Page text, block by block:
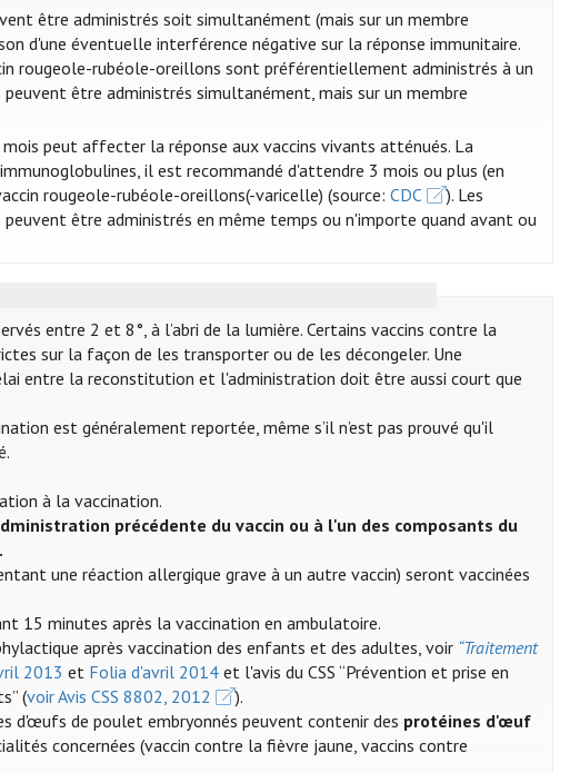
être administrés soit simultanément (mais sur un membre
d'une éventuelle interférence négative sur la réponse immunitaire.
rougeole-rubéole-oreillons sont préférentiellement administrés à un
être administrés simultanément, mais sur un membre
mois peut affecter la réponse aux vaccins vivants atténués. La
il est recommandé d'attendre 3 mois ou plus (en
rougeole-rubéole-oreillons(-varicelle) (source:CDC
). Les
être administrés en même temps ou n'importe quand avant ou
entre 2 et 8°, à l’abri de la lumière. Certains vaccins contre la
sur la façon de les transporter ou de les décongeler. Une
entre la reconstitution et l'administration doit être aussi court que
est généralement reportée, même s’il n’est pas prouvé qu'il
à la vaccination.
précédente du vaccin ou à l'un des composants du
une réaction allergique grave à un autre vaccin) seront vaccinées
15 minutes après la vaccination en ambulatoire.
après vaccination des enfants et des adultes, voir “Traitement
2013 et Folia d'avril 2014 et l'avis du CSS “Prévention et prise en
(voir Avis CSS 8802, 2012
).
d'œufs de poulet embryonnés peuvent contenir des protéines d'œuf
concernées (vaccin contre la fièvre jaune, vaccins contre